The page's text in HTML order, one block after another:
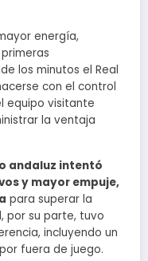
energía,
los minutos el Real
con el control
equipo visitante
la ventaja
andaluz intentó
y mayor empuje,
para superar la
por su parte, tuvo
incluyendo un
fuera de juego.